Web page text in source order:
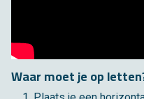
Waar moet je op